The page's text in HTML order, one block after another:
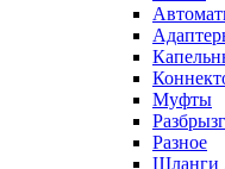
Муфты
Разное
Шланги